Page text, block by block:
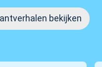
bekijken